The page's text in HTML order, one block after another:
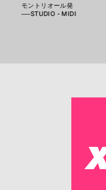
モントリオール発
──STUDIO - MIDI